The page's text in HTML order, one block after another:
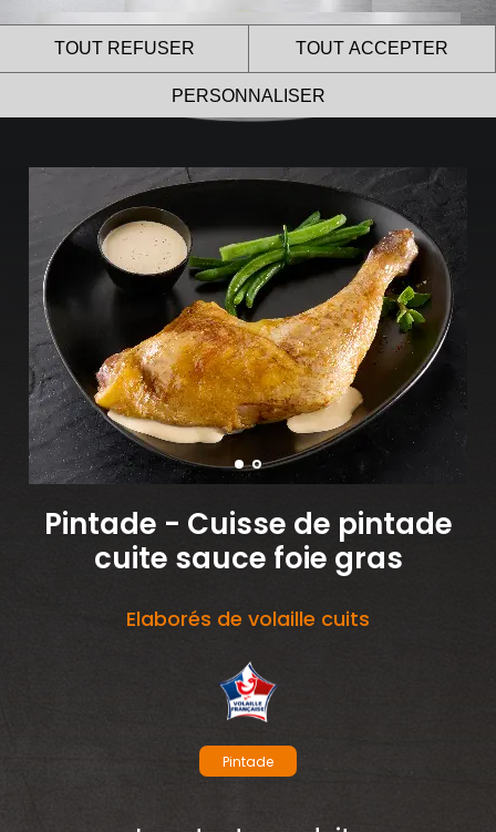
Pintade - Cuisse de pintade
cuite sauce foie gras
Elaborés de volaille cuits
Pintade
Le site internet Le Gaulois
Professionnel utilise des
cookies !
Nous utilisons des cookies pour nous assurer du bon
fonctionnement de notre site et à des fins analytiques.
Vous pouvez changer d’avis à tout moment en cliquant sur
l’icône présente sur chaque page de notre site.
En autorisant ces services tiers, vous acceptez le dépôt et la
nécessaires à leur bon fonctionnement.
TOUT REFUSER TOUT ACCEPTER
PERSONNALISER